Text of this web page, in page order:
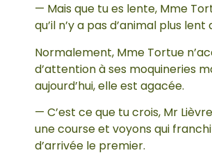
— Mais que tu es lente, Mme
qu’il n’y a pas d’animal plus lent
Normalement, Mme Tortue
d’attention à ses moquineries
aujourd’hui, elle est agacée.
— C’est ce que tu crois, Mr
une course et voyons qui
d’arrivée le premier.